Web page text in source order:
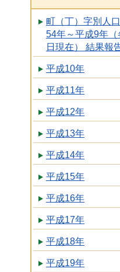
町（丁）字別人
54年～平成9年（
日現在） 結果報
平成10年
平成11年
平成12年
平成13年
平成14年
平成15年
平成16年
平成17年
平成18年
平成19年